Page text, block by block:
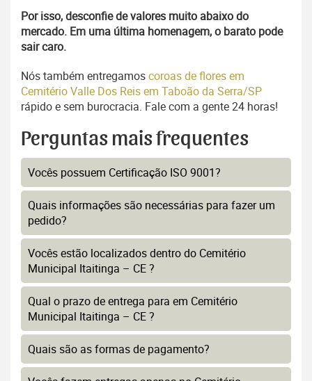
Por isso, desconfie de valores muito abaixo do
mercado. Em uma última homenagem, o barato pode
sair caro.
Nós também entregamoscoroas de flores em
Cemitério Valle Dos Reis em Taboão da Serra/SP
rápido e sem burocracia. Fale com a gente 24 horas!
Perguntas mais frequentes
Vocês possuem Certificação ISO 9001?
Quais informações são necessárias para fazer um
pedido?
Vocês estão localizados dentro do Cemitério
Municipal Itaitinga – CE ?
Qual o prazo de entrega para em Cemitério
Municipal Itaitinga – CE ?
Quais são as formas de pagamento?